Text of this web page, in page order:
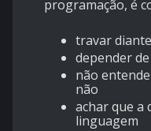
programação, é
travar
depender
não
não
achar que a
linguagem